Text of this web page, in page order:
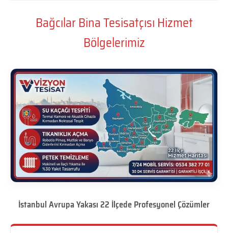
Bağcılar Bina Tesisatçısı Hizmet
Bölgelerimiz
İstanbul Avrupa Yakası 22 İlçede Profesyonel Çözümler